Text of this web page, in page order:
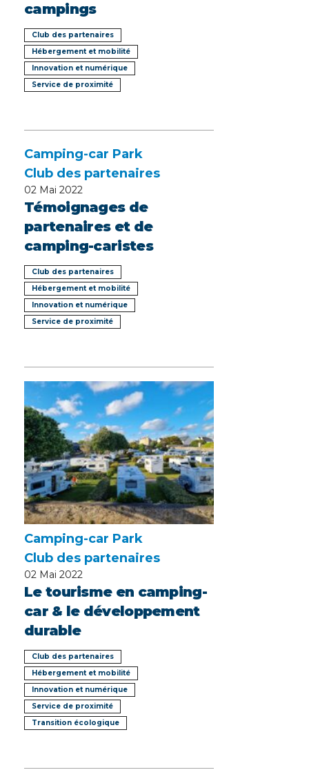
campings
Club des partenaires
Hébergement et mobilité
Innovation et numérique
Service de proximité
Camping-car Park
Club des partenaires
02 Mai 2022
Témoignages de
partenaires et de
camping-caristes
Club des partenaires
Hébergement et mobilité
Innovation et numérique
Service de proximité
Camping-car Park
Club des partenaires
02 Mai 2022
Le tourisme en camping-
car & le développement
durable
Club des partenaires
Hébergement et mobilité
Innovation et numérique
Service de proximité
Transition écologique